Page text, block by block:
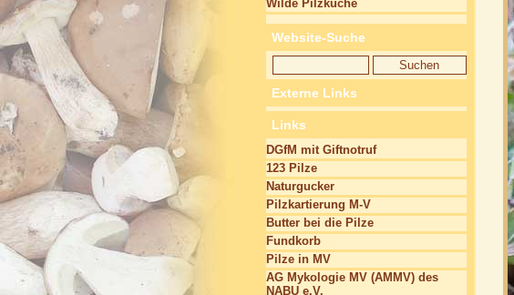
Wilde Pilzküche
Website-Suche
Externe Links
Links
DGfM mit Giftnotruf
123 Pilze
Naturgucker
Pilzkartierung M-V
Butter bei die Pilze
Fundkorb
Pilze in MV
AG Mykologie MV (AMMV) des
NABU e.V.